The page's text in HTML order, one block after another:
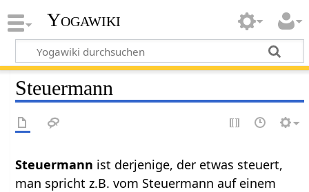
Yogawiki
Steuermann
ist derjenige, der etwas steuert,
man spricht z.B. vom Steuermann auf einem